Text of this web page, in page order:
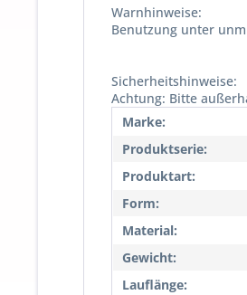
Warnhinweise:
Benutzung unter
Sicherheitshinweise:
Achtung: Bitte
Marke:
Produktserie:
Produktart:
Form:
Material:
Gewicht:
Lauflänge: